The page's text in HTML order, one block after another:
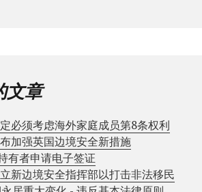
文章
必须考虑海外家庭成员第8条权利
加强英国边境安全新措施
有者申请电子签证
新边境安全指挥部以打击非法移民